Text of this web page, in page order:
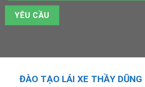
ĐÀO TẠO LÁI XE THẦY DŨNG